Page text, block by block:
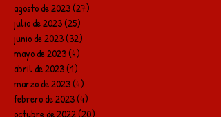
agosto de 2023(27)
julio de 2023(25)
junio de 2023(32)
mayo de 2023(4)
abril de 2023(1)
marzo de 2023(4)
febrero de 2023(4)
octubre de 2022(20)